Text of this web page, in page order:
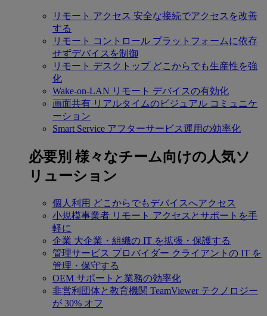
リモート アクセス 安全な接続でアクセスを改善
する
リモート コントロール プラットフォームに依存
せずデバイスを制御
リモート デスクトップ どこからでも生産性を強
化
Wake-on-LAN リモート デバイスの有効化
画面共有 リアルタイムのビジュアル コミュニケ
ーション
Smart Service アフターサービス運用の効率化
必要別 様々なチーム向けの人気ソ
リューション
個人利用 どこからでもデバイスへアクセス
小規模事業者 リモート アクセスとサポートを手
軽に
企業 大企業・組織の IT を拡張・保護する
管理サービス プロバイダー クライアントの IT を
管理・保守する
OEM サポートと業務の効率化
非営利団体と教育機関 TeamViewer テクノロジー
が 30% オフ